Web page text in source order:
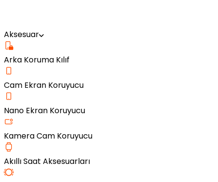
Aksesuar
Arka Koruma Kılıf
Cam Ekran Koruyucu
Nano Ekran Koruyucu
Kamera Cam Koruyucu
Akıllı Saat Aksesuarları